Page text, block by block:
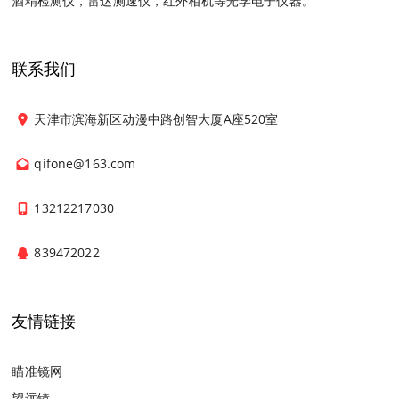
联系我们
天津市滨海新区动漫中路创智大厦A座520室
qifone@163.com
13212217030
839472022
友情链接
瞄准镜网